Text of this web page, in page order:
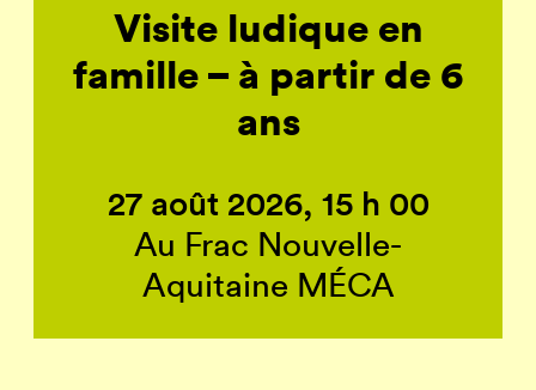
Visite ludique en
famille – à partir de 6
ans
27 août 2026, 15 h 00
Au Frac Nouvelle-
Aquitaine MÉCA